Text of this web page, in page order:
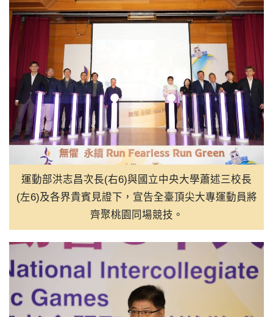
19:30從文化認同到人生選擇
18:30
阿根廷國際傑人會書法與水墨
18:00
「魯冰花」票房破650萬 顏
17:45卓揆：漢光、城鎮韌性演習相
17:30 造山者阿根廷首映 觀眾從台
運動部洪志昌次長(右6)與國立中央大學蕭述三校長
(左6)及各界貴賓見證下，宣告全臺頂尖大專運動員將
齊聚桃園同場競技。